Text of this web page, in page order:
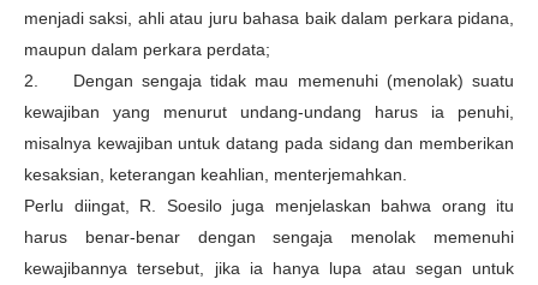
menjadi saksi, ahli atau juru bahasa baik dalam perkara pidana,
maupun dalam perkara perdata;
2. Dengan sengaja tidak mau memenuhi (menolak) suatu
kewajiban yang menurut undang-undang harus ia penuhi,
misalnya kewajiban untuk datang pada sidang dan memberikan
kesaksian, keterangan keahlian, menterjemahkan.
Perlu diingat, R. Soesilo juga menjelaskan bahwa orang itu
harus benar-benar dengan sengaja menolak memenuhi
kewajibannya tersebut, jika ia hanya lupa atau segan untuk